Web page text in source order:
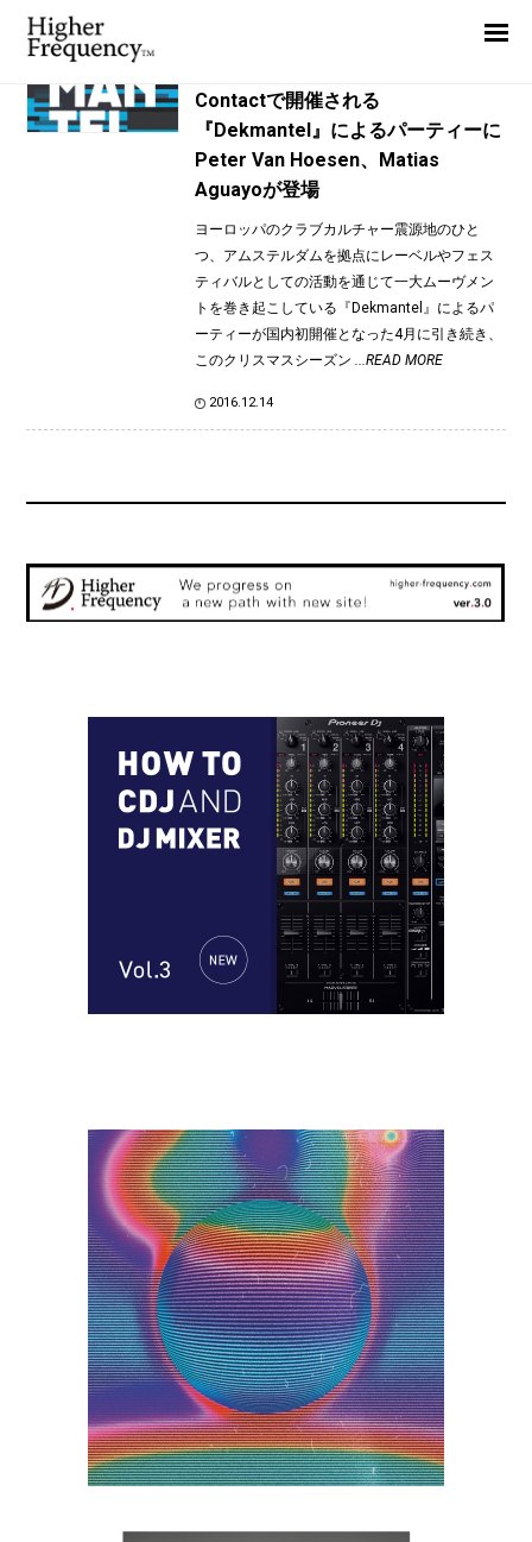
TAG: Dekmantel Soundsystem
Contactで開催される
『Dekmantel』によるパーティーに
Peter Van Hoesen、Matias
Aguayoが登場
ヨーロッパのクラブカルチャー震源地のひと
つ、アムステルダムを拠点にレーベルやフェス
ティバルとしての活動を通じて一大ムーヴメン
トを巻き起こしている『Dekmantel』によるパ
ーティーが国内初開催となった4月に引き続き、
このクリスマスシーズン ...READ MORE
2016.12.14
News
Interview
Highlight
Report